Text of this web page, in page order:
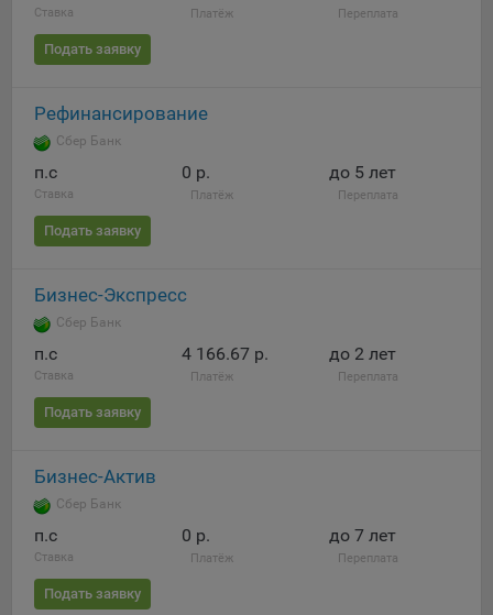
Ставка Платёж Переплата
Подать заявку
Рефинансирование
Сбер Банк
п.c
Ставка
0 р.
Платёж
до 5 лет
Переплата
Подать заявку
Бизнес-Экспресс
Сбер Банк
п.c
Ставка
4 166.67 р.
Платёж
до 2 лет
Переплата
Подать заявку
Бизнес-Актив
Сбер Банк
п.c
Ставка
0 р.
Платёж
до 7 лет
Переплата
Подать заявку